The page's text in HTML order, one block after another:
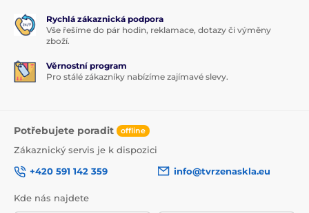
Rychlá zákaznická podpora
Vše řešíme do pár hodin, reklamace, dotazy či výměny
zboží.
Věrnostní program
Pro stálé zákazníky nabízíme zajímavé slevy.
Potřebujete poradit offline
Zákaznický servis je k dispozici
+420 591 142 359
info@tvrzenaskla.eu
Kde nás najdete